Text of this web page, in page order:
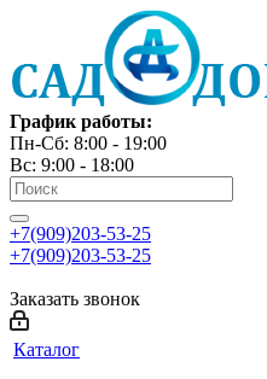
График работы:
Пн-Сб: 8:00 - 19:00
Вс: 9:00 - 18:00
+7(909)203-53-25
+7(909)203-53-25
Заказать звонок
Каталог